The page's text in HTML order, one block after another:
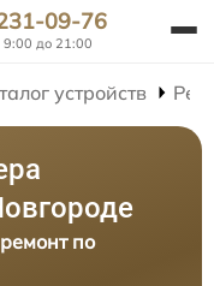
09-76
9:00 до 21:00
устройств
по